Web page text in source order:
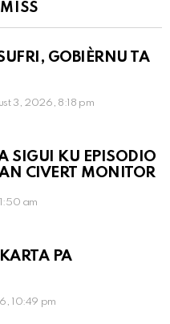
GOBIÈRNU TA
3, 2026, 8:18 pm
SIGUI KU EPISODIO
CIVERT MONITOR
am
PA
10:49 pm